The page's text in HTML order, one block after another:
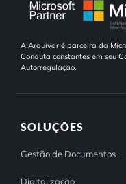
A Arquivar é parceira da
Conduta constantes em seu
Autorregulação.
SOLUÇÕES
Gestão de Documentos
Digitalização